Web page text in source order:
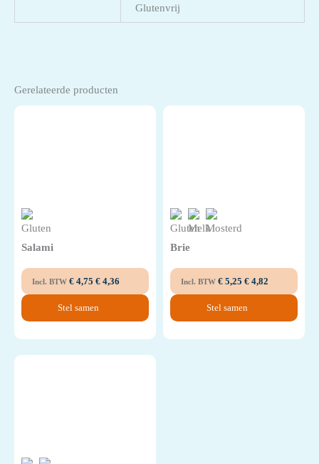
Glutenvrij
Gerelateerde producten
Salami
Incl. BTW € 4,75 € 4,36
Stel samen
Brie
Incl. BTW € 5,25 € 4,82
Stel samen